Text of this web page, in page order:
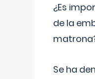
¿Es
de la
Se ha